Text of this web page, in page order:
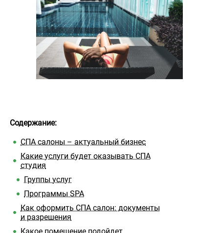
Содержание:
СПА салоны – актуальный бизнес
Какие услуги будет оказывать СПА
студия
Группы услуг
Программы SPA
Как оформить СПА салон: документы
и разрешения